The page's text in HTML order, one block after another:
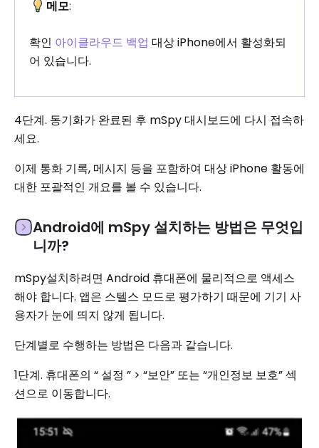
메모:
확인 아이클라우드 백업 대상 iPhone에서 활성화되
어 있습니다.
4단계. 동기화가 완료된 후 mSpy 대시보드에 다시 접속하
세요.
이제 통화 기록, 메시지 등을 포함하여 대상 iPhone 활동에
대한 포괄적인 개요를 볼 수 있습니다.
Android에 mSpy 설치하는 방법은 무엇입
니까?
mSpy설치하려면 Android 휴대폰에 물리적으로 액세스
해야 합니다. 앱은 스텔스 모드로 평가하기 때문에 기기 사
용자가 눈에 띄지 않게 됩니다.
단계별로 수행하는 방법은 다음과 같습니다.
1단계. 휴대폰의 “ 설정 ” > “보안” 또는 “개인정보 보호” 섹
션으로 이동합니다.